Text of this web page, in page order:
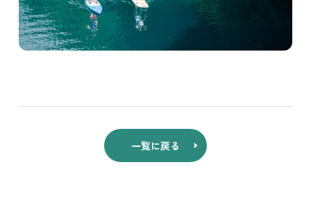
一覧に戻る